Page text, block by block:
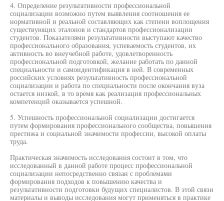
4. Определение результативности профессиональной
социализации возможно путем выявления соотношения ее
нормативной и реальной составляющих как степени воплощения
существующих эталонов и стандартов профессионализации
студентов. Показателями результативности выступают качество
профессионального образования, успеваемость студентов, их
активность во внеучебной работе, удовлетворенность
профессиональной подготовкой, желание работать по данной
специальности и самоидентификация в ней. В современных
российских условиях результативность профессиональной
социализации и работа по специальности после окончания вуза
остается низкой, в то время как реализация профессиональных
компетенций оказывается успешной.
5. Успешность профессиональной социализации достигается
путем формирования профессионального сообщества, повышения
престижа и социальной значимости профессии, высокой оплаты
труда.
Практическая значимость исследования состоит в том, что
исследованный в данной работе процесс профессиональной
социализации непосредственно связан с проблемами
формирования подходов к повышению качества и
результативности подготовки будущих специалистов. В этой связи
материалы и выводы исследования могут применяться в практике